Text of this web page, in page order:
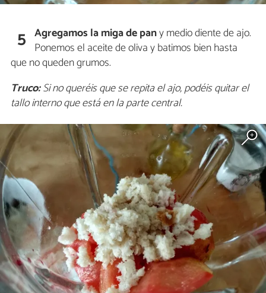
5 Agregamos la miga de pany medio diente de ajo.
Ponemos el aceite de oliva y batimos bien hasta
que no queden grumos.
Truco:Si no queréis que se repita el ajo, podéis quitar el
tallo interno que está en la parte central.